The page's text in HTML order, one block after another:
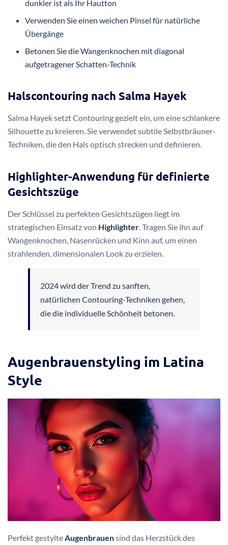
dunkler ist als Ihr Hautton
Verwenden Sie einen weichen Pinsel für natürliche
Übergänge
Betonen Sie die Wangenknochen mit diagonal
aufgetragener Schatten-Technik
Halscontouring nach Salma Hayek
Salma Hayek setzt Contouring gezielt ein, um eine schlankere
Silhouette zu kreieren. Sie verwendet subtile Selbstbräuner-
Techniken, die den Hals optisch strecken und definieren.
Highlighter-Anwendung für definierte
Gesichtszüge
Der Schlüssel zu perfekten Gesichtszügen liegt im
strategischen Einsatz von Highlighter. Tragen Sie ihn auf
Wangenknochen, Nasenrücken und Kinn auf, um einen
strahlenden, dimensionalen Look zu erzielen.
2024 wird der Trend zu sanften,
natürlichen Contouring-Techniken gehen,
die die individuelle Schönheit betonen.
Augenbrauenstyling im Latina
Style
Perfekt gestylte Augenbrauensind das Herzstück des